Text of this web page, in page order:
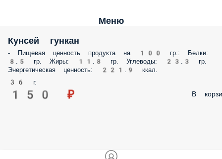
Меню
Кунсей гункан
- Пищевая ценность продукта на 100 гр.: Белки:
8.5 гр. Жиры: 11.8 гр. Углеводы: 23.3 гр.
Энергетическая ценность: 221.9 ккал.
36 г.
150 ₽ В